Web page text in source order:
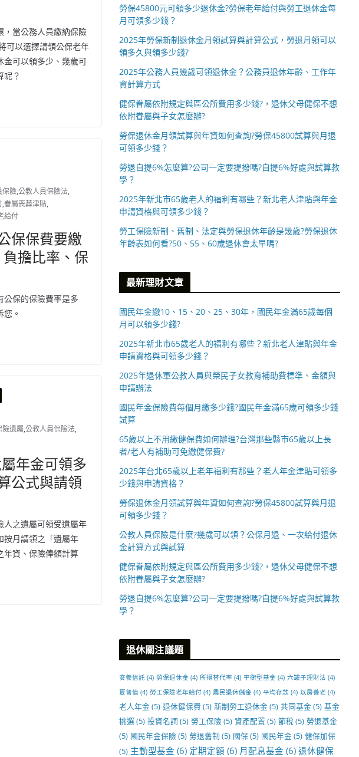
，當公務人員繳納保險
可以選擇請領公保老年
金可以領多少、幾歲可
呢？
保險,公教人員保險法,
,眷屬喪葬津貼,
給付
保保費要繳
擔比率、保
公保的保險費率是多
。
險遺屬,公教人員保險法,
年金可領多
公式與請領
人之遺屬可領受遺屬年
按月請領之「遺屬年
年資、保險俸額計算
勞保45800元可領多少退休金?勞保老年給付與勞工退休金每
月可領多少錢？
2025年勞保新制退休金月領試算與計算公式，勞退月領可以
領多久與領多少錢?
2025年公務人員幾歲可領退休金？公務員退休年齡、工作年
資計算方式
健保眷屬依附規定與區公所費用多少錢?，退休父母健保不想
依附眷屬與子女怎麼辦?
勞保退休金月領試算與年資如何查詢?勞保45800試算與月退
可領多少錢？
勞退自提6%怎麼算?公司一定要提撥嗎?自提6%好處與試算教
學？
2025年新北市65歲老人的福利有哪些？新北老人津貼與年金
申請資格與可領多少錢？
勞工保險新制、舊制、法定與勞保退休年齡是幾歲?勞保退休
年齡表如何看?50、55、60歲退休會太早嗎?
最新理財文章
國民年金繳10、15、20、25、30年，國民年金滿65歲每個
月可以領多少錢?
2025年新北市65歲老人的福利有哪些？新北老人津貼與年金
申請資格與可領多少錢？
2025年退休軍公教人員與榮民子女教育補助費標準、金額與
申請辦法
國民年金保險費每個月繳多少錢?國民年金滿65歲可領多少錢
試算
65歲以上不用繳健保費如何辦理?台灣那些縣市65歲以上長
者/老人有補助可免繳健保費?
2025年台北65歲以上老年福利有那些？老人年金津貼可領多
少錢與申請資格？
勞保退休金月領試算與年資如何查詢?勞保45800試算與月退
可領多少錢？
公教人員保險是什麼?幾歲可以領？公保月退、一次給付退休
金計算方式與試算
健保眷屬依附規定與區公所費用多少錢?，退休父母健保不想
依附眷屬與子女怎麼辦?
勞退自提6%怎麼算?公司一定要提撥嗎?自提6%好處與試算教
學？
退休關注議題
安養信託 (4) 勞保退休金 (4) 所得替代率 (4) 平衡型基金 (4) 六罐子理財法 (4)
夏普值 (4) 勞工保險老年給付 (4) 農民退休儲金 (4) 平均存款 (4) 以房養老 (4)
老人年金(5) 退休健保費 (5) 新制勞工退休金(5) 共同基金(5) 基金
挑選 (5) 投資名詞 (5) 勞工保險 (5) 資產配置 (5) 節稅 (5) 勞退基金
(5) 國民年金保險 (5) 勞退舊制 (5) 國保(5) 國民年金(5) 健保加保
(5) 主動型基金 (6) 定期定額 (6) 月配息基金 (6) 退休健保